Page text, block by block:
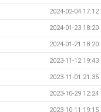
2024-02-04 17:12
2024-01-23 18:20
2024-01-21 18:20
2023-11-12 19:43
2023-11-01 21:35
2023-10-29 12:24
2023-10-11 19:15